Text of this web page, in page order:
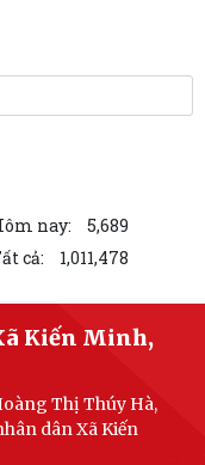
nay:
5,689
cả: 1,011,478
Kiến Minh,
Thị Thúy Hà,
dân Xã Kiến